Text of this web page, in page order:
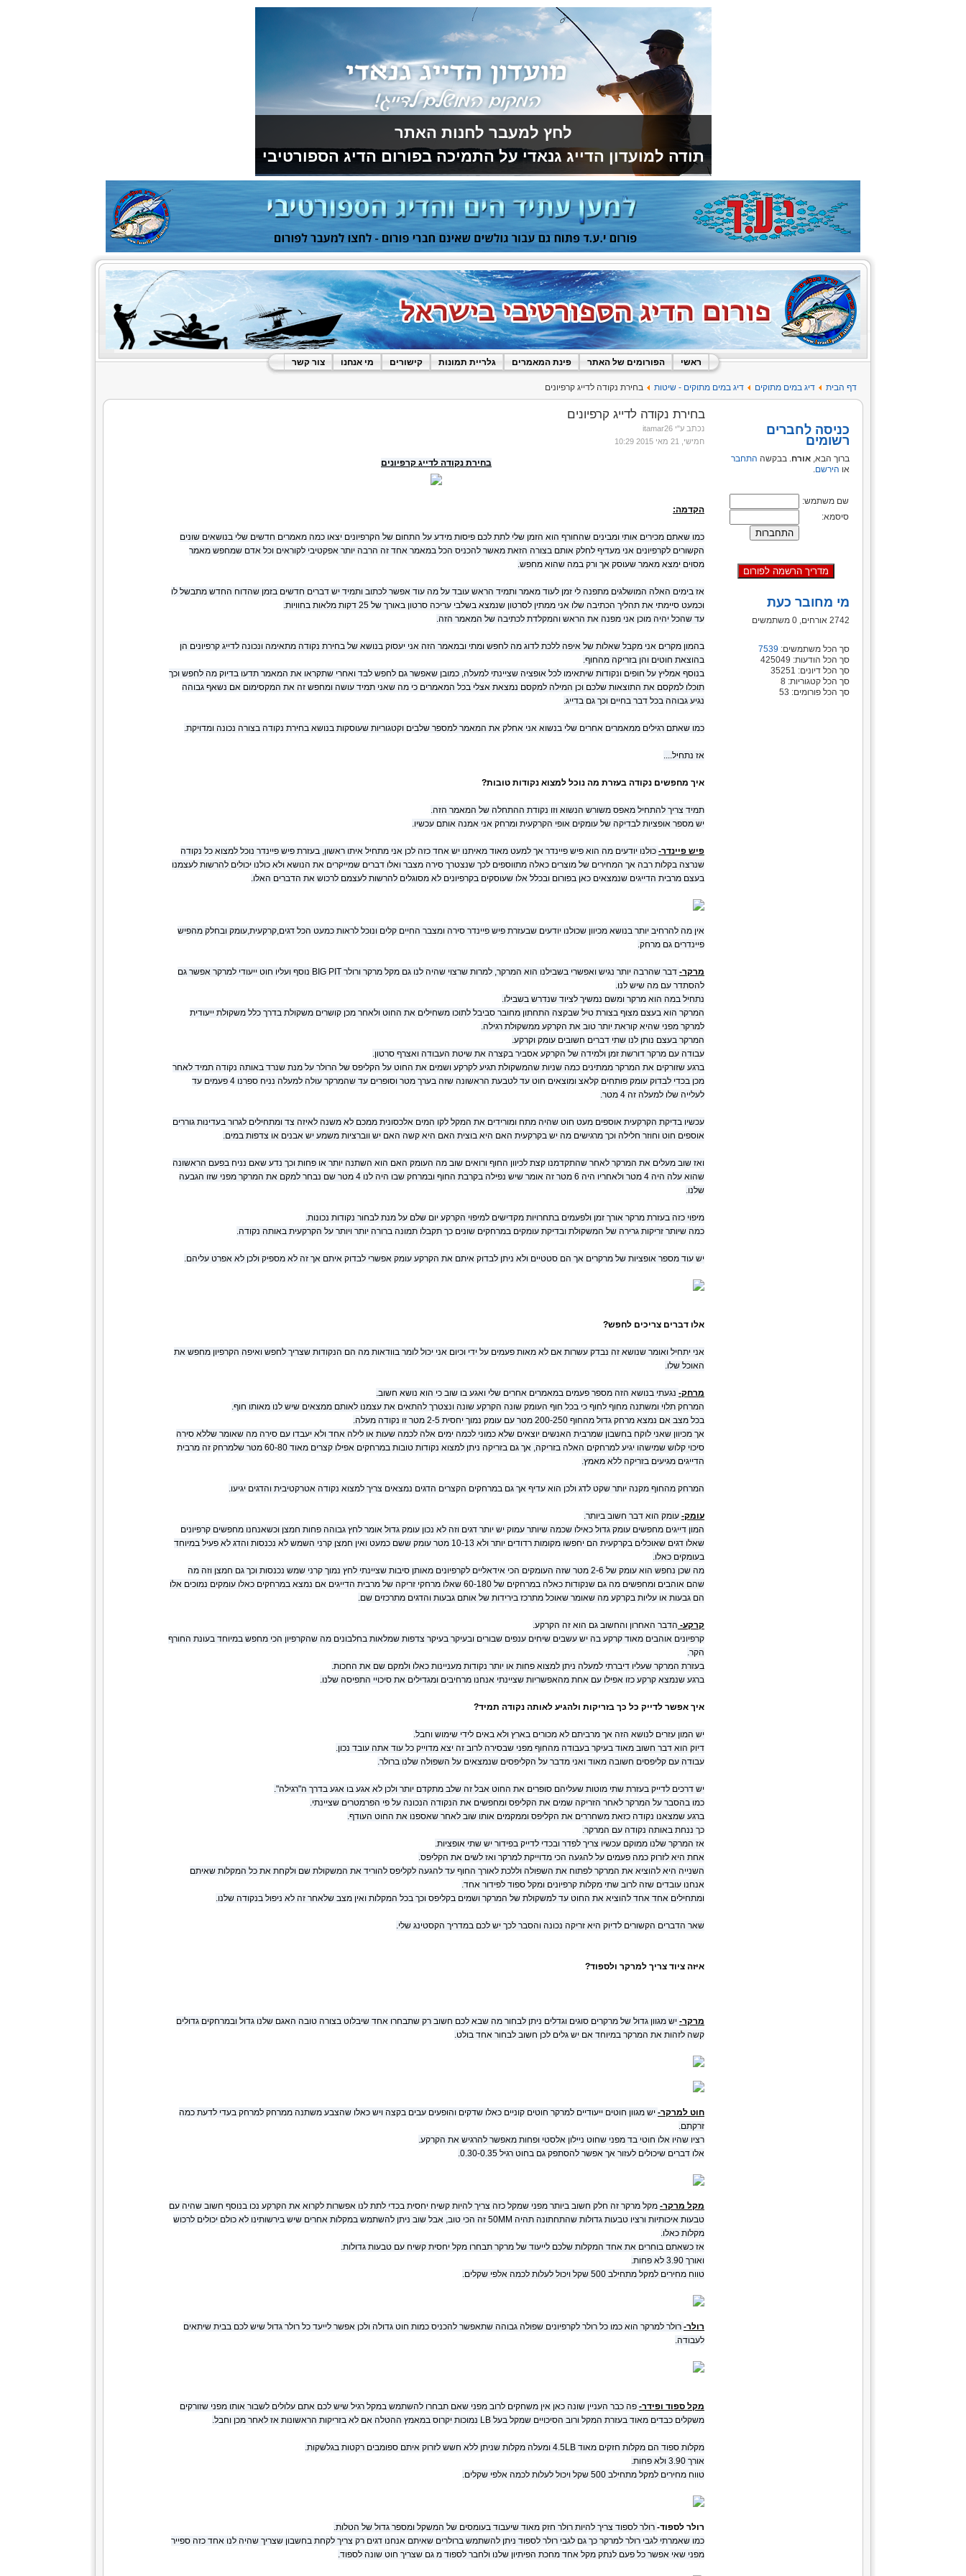
לחץ למעבר לחנות האתר
תודה למועדון הדייג גנאדי על התמיכה בפורום הדיג הספורטיבי
ראשי הפורומים של האתר פינת המאמרים גלריית תמונות קישורים מי אנחנו צור קשר
דף הבית דיג במים מתוקים דיג במים מתוקים - שיטות בחירת נקודה לדייג קרפיונים
כניסה לחברים
רשומים
ברוך הבא, אורח. בבקשה התחבר
או הירשם.
שם משתמש:
סיסמא:
מי מחובר כעת
2742 אורחים, 0 משתמשים
סך הכל משתמשים: 7539
סך הכל הודעות: 425049
סך הכל דיונים: 35251
סך הכל קטגוריות: 8
סך הכל פורומים: 53
בחירת נקודה לדייג קרפיונים
נכתב ע"י itamar26
חמישי, 21 מאי 2015 10:29
בחירת נקודה לדייג קרפיונים
הקדמה:
כמו שאתם מכירים אותי ומבינים שהחורף הוא הזמן שלי לתת לכם פיסות מידע על התחום של הקרפיונים יצאו כמה מאמרים חדשים שלי בנושאים שונים
הקשורים לקרפיונים אני מעדיף לחלק אותם בצורה הזאת מאשר להכניס הכל במאמר אחד זה הרבה יותר אפקטיבי לקוראים וכל אדם שמחפש מאמר
מסוים ימצא מאמר שעוסק אך ורק במה שהוא מחפש.
אז בימים האלה המושלגים מתפנה לי זמן לעוד מאמר ותמיד הראש עובד על מה עוד אפשר לכתוב ותמיד יש דברים חדשים בזמן שהדוח החדש מתבשל לו
וכמעט סיימתי את תהליך הכתיבה שלו אני ממתין לסרטון שנמצא בשלבי עריכה סרטון באורך של 25 דקות מלאות בחוויות.
עד שהכל יהיה מוכן אני מפנה את הראש והמקלדת לכתיבה של המאמר הזה.
בהמון מקרים אני מקבל שאלות של איפה ללכת לדוג מה לחפש ומתי ובמאמר הזה אני יעסוק בנושא של בחירת נקודה מתאימה ונכונה לדייג קרפיונים הן
בהוצאת חוטים והן בזריקה מהחוף.
בנוסף אמליץ על חופים ונקודות שיתאימו לכל אופציה שציינתי למעלה, כמובן שאפשר גם לחפש לבד ואחרי שתקראו את המאמר תדעו בדיוק מה לחפש וכך
תוכלו למקסם את התוצאות שלכם וכן המילה למקסם נמצאת אצלי בכל המאמרים כי מה שאני תמיד עושה ומחפש זה את המקסימום אם נשאף גבוהה
נגיע גבוהה בכל דבר בחיים וכך גם בדייג.
כמו שאתם רגילים ממאמרים אחרים שלי בנשוא אני אחלק את המאמר למספר שלבים וקטגוריות שעוסקות בנושא בחירת נקודה בצורה נכונה ומדויקת.
אז נתחיל....
איך מחפשים נקודה בעזרת מה נוכל למצוא נקודות טובות?
תמיד צריך להתחיל מאפס משורש הנשוא וזו נקודת ההתחלה של המאמר הזה.
יש מספר אופציות לבדיקה של עומקים אופי הקרקעית ומרחק אני אמנה אותם עכשיו.
פיש פיינדר- כולנו יודעים מה הוא פיש פיינדר אך למעט מאוד מאיתנו יש אחד כזה לכן אני מתחיל איתו ראשון, בעזרת פיש פיינדר נוכל למצוא כל נקודה
שנרצה בקלות רבה אך המחירים של מוצרים כאלה מתווספים לכך שנצטרך סירה מצבר ואלו דברים שמייקרים את הנושא ולא כולנו יכולים להרשות לעצמנו
בעצם מרבית הדייגים שנמצאים כאן בפורום ובכלל אלו שעוסקים בקרפיונים לא מסוגלים להרשות לעצמם לרכוש את הדברים האלו.
אין מה להרחיב יותר בנושא מכיוון שכולנו יודעים שבעזרת פיש פיינדר סירה ומצבר החיים קלים ונוכל לראות כמעט הכל דגים,קרקעית,עומק ובחלק מהפיש
פיינדרים גם מרחק.
מרקר-
דבר שהרבה יותר נגיש ואפשרי בשבילנו הוא המרקר, למרות שרצוי שהיה לנו גם מקל מרקר ורולר BIG PIT נוסף ועליו חוט ייעודי למרקר אפשר גם
להסתדר עם מה שיש לנו.
נתחיל במה הוא מרקר ומשם נמשיך לציוד שנדרש בשבילו.
המרקר הוא בעצם מצוף בצורת טיל שבקצה התחתון מחובר סביבל לתוכו משחילים את החוט ולאחר מכן קושרים משקולת בדרך כלל משקולת ייעודית
למרקר מפני שהיא קוראת יותר טוב את הקרקע ממשקולת רגילה.
המרקר בעצם נותן לנו שתי דברים חשובים עומק וקרקע.
עבודה עם מרקר דורשת זמן ולמידה של הקרקע אסביר בקצרה את שיטת העבודה ואצרף סרטון.
ברגע שזורקים את המרקר ממתינים כמה שניות שהמשקולת תגיע לקרקע ושמים את החוט על הקליפס של הרולר על מנת שנרד באותה נקודה תמיד לאחר
מכן בכדי לבדוק עומק פותחים קלאצ ומוצאים חוט עד לטבעת הראשונה שזה בערך מטר וסופרים עד שהמרקר עולה למעלה נניח ספרנו 4 פעמים עד
לעלייה שלו למעלה זה 4 מטר.
עכשיו בדיקת הקרקעית אוספים מעט חוט שהיה מתח ומורידים את המקל לקו המים אלכסונית ממכם לא משנה לאיזה צד ומתחילים לגרור בעדינות גוררים
אוספים חוט וחוזר חלילה וכך מרגישים מה יש בקרקעית האם היא בוצית האם היא קשה האם יש ווברציות משמע יש אבנים או צדפות במים.
ואז שוב מעלים את המרקר לאחר שהתקדמנו קצת לכיוון החוף ורואים שוב מה העומק האם הוא השתנה יותר או פחות וכך נדע שאם נניח בפעם הראשונה
שהוא עלה היה 4 מטר ולאחריו היה 6 מטר זה אומר שיש נפילה בקרבת החוף ובמרחק שבו היה לנו 4 מטר שם נבחר למקם את המרקר מפני שזו הגבעה
שלנו.
מיפוי כזה בעזרת מרקר אורך זמן ולפעמים בתחרויות מקדישים למיפוי הקרקע יום שלם על מנת לבחור נקודות נכונות.
כמה שיותר זריקות גרירה של המשקולת ובדיקת עומקים במרחקים שונים כך תקבלו תמונה ברורה יותר ויותר על הקרקעית באותה נקודה.
יש עוד מספר אופציות של מרקרים אך הם סטטיים ולא ניתן לבדוק איתם את הקרקע עומק אפשרי לבדוק איתם אך זה לא מספיק ולכן לא אפרט עליהם.
אלו דברים צריכים לחפש?
אני יתחיל ואומר שנושא זה נבדק עשרות אם לא מאות פעמים על ידי וכיום אני יכול לומר בוודאות מה הם הנקודות שצריך לחפש ואיפה הקרפיון מחפש את
האוכל שלו.
מרחק- נגעתי בנושא הזה מספר פעמים במאמרים אחרים שלי ואגע בו שוב כי הוא נושא חשוב.
המרחק תלוי ומשתנה מחוף לחוף כי בכל חוף העומק שונה הקרקע שונה ונצטרך להתאים את עצמנו לאותם ממצאים שיש לנו מאותו חוף.
בכל מצב אם נמצא מרחק גדול מהחוף 200-250 מטר עם עומק נמוך יחסית 2-5 מטר זו נקודה מעלה.
אך מכיוון שאני לוקח בחשבון שמרבית האנשים יוצאים שלא כמוני לכמה ימים אלה לכמה שעות או לילה אחד ולא יעבדו עם סירה מה שאומר שללא סירה
סיכוי קלוש שמישהו יגיע למרחקים האלה בזריקה, אך גם בזריקה ניתן למצוא נקודות טובות במרחקים אפילו קצרים מאוד 60-80 מטר שלמרחק זה מרבית
הדייגים מגיעים בזריקה ללא מאמץ.
המרחק מהחוף מקנה יותר שקט לדג ולכן הוא עדיף אך גם במרחקים הקצרים הדגים נמצאים צריך למצוא נקודה אטרקטיבית והדגים יגיעו.
עומק- עומק הוא דבר חשוב ביותר.
המון דייגים מחפשים עומק גדול כאילו שכמה שיותר עמוק יש יותר דגים וזה לא נכון עומק גדול אומר לחץ גבוהה פחות חמצן וכשאנחנו מחפשים קרפיונים
שאלו דגים שאוכלים בקרקעית הם יחפשו מקומות רדודים יותר ולא 10-13 מטר עומק ששם כמעט ואין חמצן קרני השמש לא נכנסות והדג לא פעיל במיוחד
בעומקים כאלו.
מה שכן נחפש הוא עומק של 2-6 מטר שזה העומקים הכי אידאליים לקרפיונים מאותן סיבות שציינתי לחץ נמוך קרני שמש נכנסות וכך גם חמצן וזה מה
שהם אוהבים ומחפשים מה גם שנקודות כאלה במרחקים של 60-180 שאלו מרחקי זריקה של מרבית הדייגים אם נמצא במרחקים כאלו עומקים נמוכים אלו
הם גבעות או עליות בקרקע מה שאומר שאוכל מתרכז בירידות של אותם גבעות והדגים מתרכזים שם.
קרקע- הדבר האחרון והחשוב גם הוא זה הקרקע.
קרפיונים אוהבים מאוד קרקע בה יש עשבים שיחים ענפים שבורים ובעיקר בעיקר צדפות שמלאות בחלבונים מה שהקרפיון הכי מחפש במיוחד בעונת החורף
הקר.
בעזרת המרקר שעליו דיברתי למעלה ניתן למצוא פחות או יותר נקודות מעניינות כאלו ולמקם שם את החכות.
ברגע שנמצא קרקע כזו אפילו עם אחת מהאפשריות שציינתי אנחנו מרחיבים ומגדילים את סיכויי התפיסה שלנו.
איך אפשר לדייק כל כך בזריקות ולהגיע לאותה נקודה תמיד?
יש המון עזרים לנושא הזה אך מרביתם לא מכורים בארץ ולא באים לידי שימוש וחבל.
דיוק הוא דבר חשוב מאוד בעיקר בעבודה מהחוף מפני שבסירה לרוב זה יצא מדוייק כל עוד אתה עובד נכון.
עבודה עם קליפסים חשובה מאוד ואני מדבר על הקליפסים שנמצאים על השפולה שלנו ברולר.
יש דרכים לדייק בעזרת שתי מוטות שעליהם סופרים את החוט אבל זה שלב מתקדם יותר ולכן לא אגע בו אגע בדרך ה"רגילה".
כמו בהסבר על המרקר לאחר הזריקה שמים את הקליפס ומחפשים את הנקודה הנכונה על פי הפרמטרים שציינתי.
ברגע שמצאנו נקודה כזאת משחררים את הקליפס וממקמים אותו שוב לאחר שאספנו את החוט העודף.
כך ננחת באותה נקודה עם המרקר.
אז המרקר שלנו ממוקם עכשיו צריך לפדר ובכדי לדייק בפידור יש שתי אופציות.
אחת היא לזרוק כמה פעמים על להגעה הכי מדוייקת למרקר ואז לשים את הקליפס.
השנייה היא להוציא את המרקר לפתוח את השפולה וללכת לאורך החוף עד להגעה לקליפס להוריד את המשקולת שם ולקחת את כל המקלות שאיתם
אנחנו עובדים שזה לרוב שתי מקלות קרפיונים ומקל ספוד לפידור אחד.
ומתחילים אחד אחד להוציא את החוט עד למשקולת של המרקר ושמים בקליפס וכך בכל המקלות ואין מצב שלאחר זה לא ניפול בנקודה שלנו.
שאר הדברים הקשורים לדיוק היא זריקה נכונה והסבר לכך יש לכם במדריך הקסטינג שלי.
איזה ציוד צריך למרקר ולספוד?
מרקר- יש מגוון גדול של מרקרים סוגים וגדלים ניתן לבחור מה שבא לכם חשוב רק שתבחרו אחד שיבלוט בצורה טובה האגם שלנו גדול ובמרחקים גדולים
קשה לזהות את המרקר במיוחד אם יש גלים לכן חשוב לבחור אחד בולט.
חוט למרקר- יש מגוון חוטים ייעודיים למרקר חוטים קוניים כאלו שדקים והופעים עבים בקצה ויש כאלו שהצבע משתנה ממרחק למרחק בעדי לדעת כמה
זרקתם.
רציו שהיו אלו חוטי בד מפני שחוט ניילון אלסטי ופחות מאפשר להרגיש את הקרקע.
אלו דברים שיכולים לעזור אך אפשר להסתפק גם בחוט רגיל 0.30-0.35.
מקל מרקר- מקל מרקר זה חלק חשוב ביותר מפני שמקל כזה צריך להיות קשיח יחסית בכדי לתת לנו אפשרות לקרוא את הקרקע נכו בנוסף חשוב שהיה עם
טבעות איכותיות ורציו טבעות גדולות שהתחתונה תהיה 50MM זה הכי טוב, אבל שוב ניתן להשתמש במקלות אחרים שיש בירשותינו לא כולם יכולים לרכוש
מקלות כאלו.
אז כשאתם בוחרים את אחד המקלות שלכם לייעוד של מרקר תבחרו מקל יחסית קשיח עם טבעות גדולות.
ואורך 3.90 לא פחות.
טווח מחירים למקל מתחילב 500 שקל ויכול לעלות לכמה אלפי שקלים.
רולר- רולר למרקר הוא כמו כל רולר לקרפיונים שפולה גבוהה שתאפשר להכניס כמות חוט גדולה ולכן אפשר לייעד כל רולר גדול שיש לכם בבית שיתאים
לעבודה.
מקל ספוד ופידר- פה כבר העניין שונה כאן אין משחקים לרוב מפני שאם תבחרו להשתמש במקל רגיל שיש לכם אתם עלולים לשבור אותו מפני שזורקים
משקלים כבדים מאוד בעזרת המקל ורוב הסיכויים שמקל בעל LB נמוכות יקרוס במאמץ ההטלה אם לא בזריקות הראשונות אז לאחר מכן וחבל.
מקלות ספוד הם מקלות חזקים מאוד 4.5LB ומעלה מקלות שניתן ללא חשש לזרוק איתם ספומבים רקטות בגלשקות.
אורך 3.90 ולא פחות.
טווח מחירים למקל מתחילב 500 שקל ויכול לעלות לכמה אלפי שקלים.
רולר לספוד- רולר לספוד צריך להיות רולר חזק מאוד שיעבוד בעומסים של המשקל ומספר גדול של הטלות.
כמו שאמרתי לגבי רולר למרקר כך גם לגבי רולר לספוד ניתן להשתמש ברולרים שאיתם אנחנו דגים רק צריך לקחת בחשבון שצריך שהיה לנו אחד כזה ספייר
מפני שאי אפשר כל פעם לנתק מקל אחד מחכת הפיתיון שלנו ולחבר לספוד מ גם שצריך חוט שונה לספוד.